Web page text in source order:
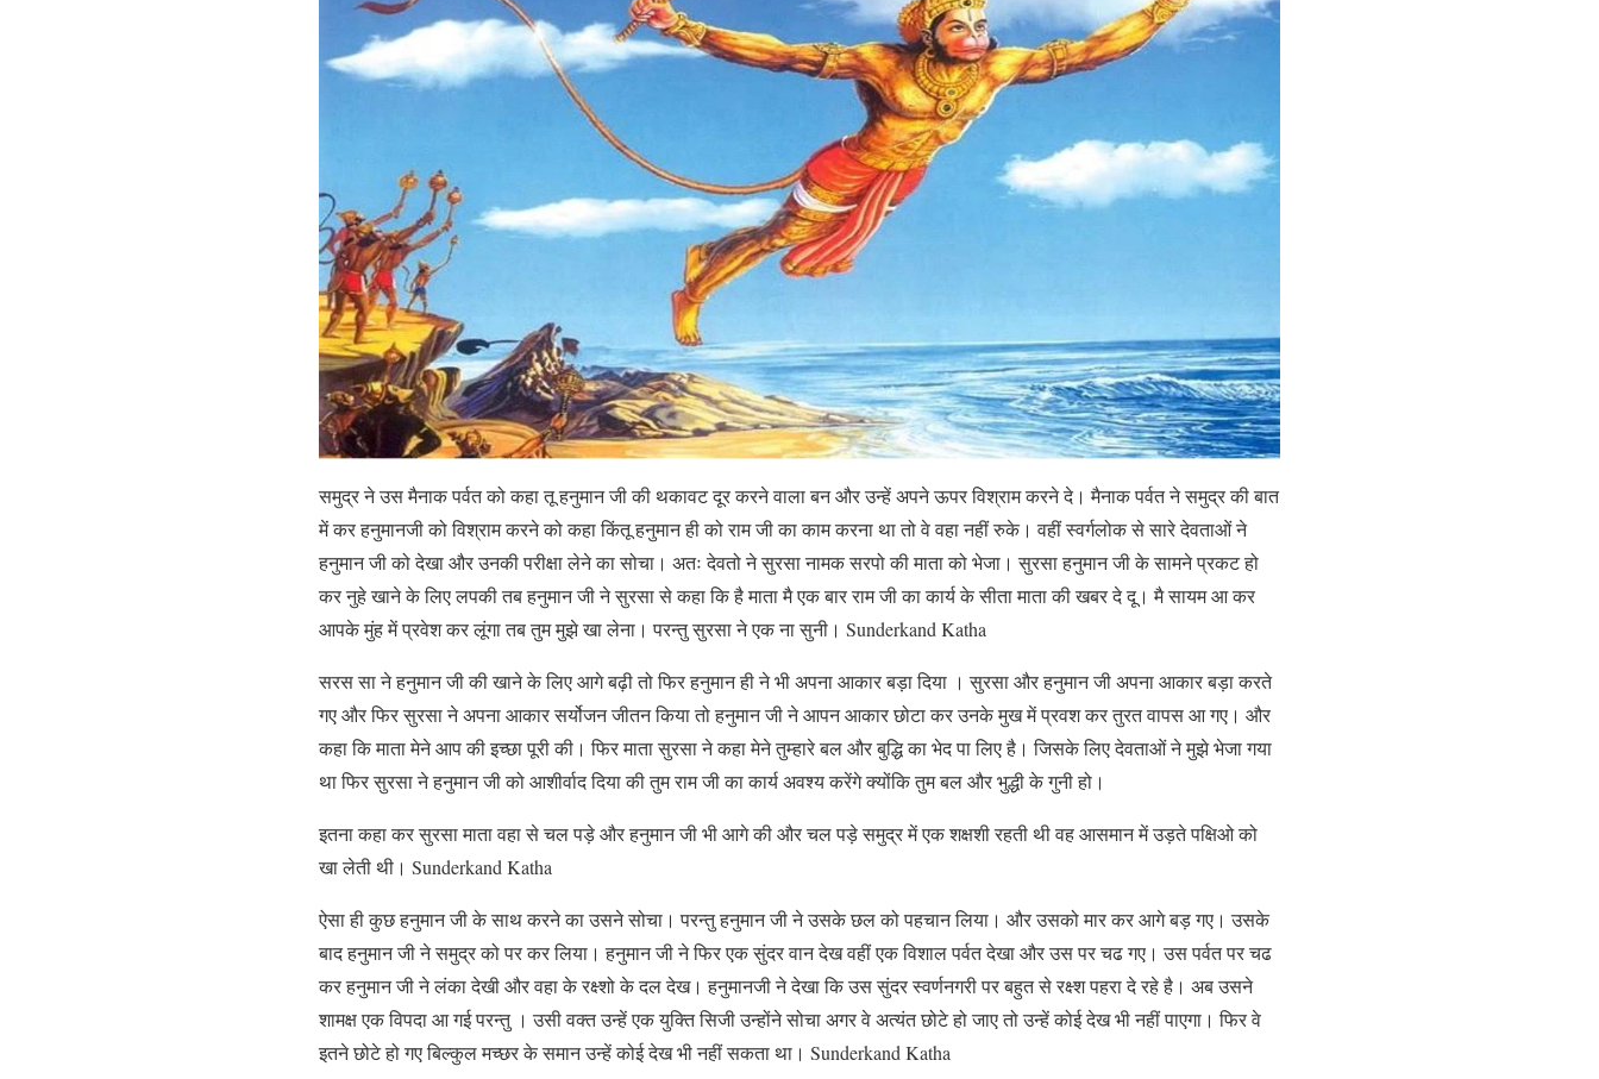
समुद्र ने उस मैनाक पर्वत को कहा तू हनुमान जी की थकावट दूर करने वाला बन और उन्हें अपने ऊपर विश्राम करने दे। मैनाक पर्वत ने समुद्र की बात
में कर हनुमानजी को विश्राम करने को कहा किंतू हनुमान ही को राम जी का काम करना था तो वे वहा नहीं रुके। वहीं स्वर्गलोक से सारे देवताओं ने
हनुमान जी को देखा और उनकी परीक्षा लेने का सोचा। अतः देवतो ने सुरसा नामक सरपो की माता को भेजा। सुरसा हनुमान जी के सामने प्रकट हो
कर नुहे खाने के लिए लपकी तब हनुमान जी ने सुरसा से कहा कि है माता मै एक बार राम जी का कार्य के सीता माता की खबर दे दू। मै सायम आ कर
आपके मुंह में प्रवेश कर लूंगा तब तुम मुझे खा लेना। परन्तु सुरसा ने एक ना सुनी। Sunderkand Katha
सरस सा ने हनुमान जी की खाने के लिए आगे बढ़ी तो फिर हनुमान ही ने भी अपना आकार बड़ा दिया । सुरसा और हनुमान जी अपना आकार बड़ा करते
गए और फिर सुरसा ने अपना आकार सर्योजन जीतन किया तो हनुमान जी ने आपन आकार छोटा कर उनके मुख में प्रवश कर तुरत वापस आ गए। और
कहा कि माता मेने आप की इच्छा पूरी की। फिर माता सुरसा ने कहा मेने तुम्हारे बल और बुद्धि का भेद पा लिए है। जिसके लिए देवताओं ने मुझे भेजा गया
था फिर सुरसा ने हनुमान जी को आशीर्वाद दिया की तुम राम जी का कार्य अवश्य करेंगे क्योंकि तुम बल और भुद्धी के गुनी हो।
इतना कहा कर सुरसा माता वहा से चल पड़े और हनुमान जी भी आगे की और चल पड़े समुद्र में एक शक्षशी रहती थी वह आसमान में उड़ते पक्षिओ को
खा लेती थी। Sunderkand Katha
ऐसा ही कुछ हनुमान जी के साथ करने का उसने सोचा। परन्तु हनुमान जी ने उसके छल को पहचान लिया। और उसको मार कर आगे बड़ गए। उसके
बाद हनुमान जी ने समुद्र को पर कर लिया। हनुमान जी ने फिर एक सुंदर वान देख वहीं एक विशाल पर्वत देखा और उस पर चढ गए। उस पर्वत पर चढ
कर हनुमान जी ने लंका देखी और वहा के रक्ष्शो के दल देख। हनुमानजी ने देखा कि उस सुंदर स्वर्णनगरी पर बहुत से रक्ष्श पहरा दे रहे है। अब उसने
शामक्ष एक विपदा आ गई परन्तु । उसी वक्त उन्हें एक युक्ति सिजी उन्होंने सोचा अगर वे अत्यंत छोटे हो जाए तो उन्हें कोई देख भी नहीं पाएगा। फिर वे
इतने छोटे हो गए बिल्कुल मच्छर के समान उन्हें कोई देख भी नहीं सकता था। Sunderkand Katha